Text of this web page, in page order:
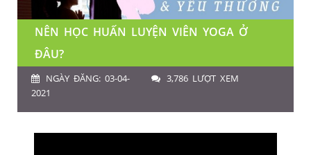
NÊN HỌC HUẤN LUYỆN VIÊN YOGA Ở
ĐÂU?
NGÀY ĐĂNG: 03-04-
2021
3,786 LƯỢT XEM